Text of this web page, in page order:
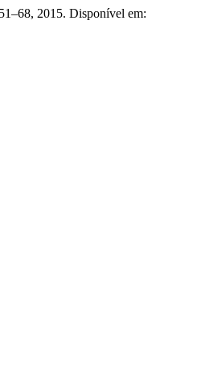
2015. Disponível em: